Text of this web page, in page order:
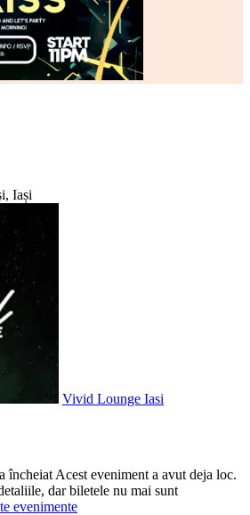
Iași
Vivid Lounge Iasi
încheiat Acest eveniment a avut deja loc.
dar biletele nu mai sunt
evenimente